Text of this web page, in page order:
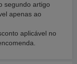
segundo artigo
apenas ao
aplicável no